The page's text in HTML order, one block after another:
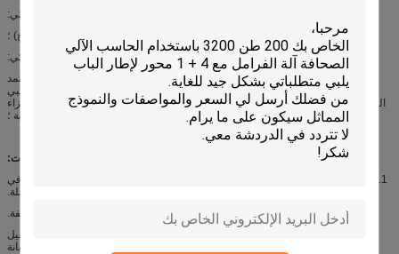
استخدام مكونات الهواء الهوائية من AIRTAC (صمام الملف اللولبي ، الأسطوانة ، إلخ) ؛
3) الجزء الهيدروليكي:
اعتماد المكونات الهيدروليكية للعلامة التجارية الفقرية القياسية (Taichuang) ، تعتمد
أسطوانة الزيت أسطوانة زيت العمود الفقري القياسية ، وصمام الملف اللولبي
الهيدروليكي (Taichuang) ، وخط أنابيب الضغط العالي الهيدروليكي والموصل هما أجزاء
فقرية قياسية ؛
وصف المنتج المعدات:
1. الجهاز يعتمد تصميم أربع محطات.وفقًا لمتطلبات العملية المختلفة ، يمكن أن تعمل في
نفس الوقت أو في محطة منفصلة.
3. يتم التحكم بشكل مستقل في سكين التقشير ذو المحطتين ، مما يسهل التشغيل
والصيانة